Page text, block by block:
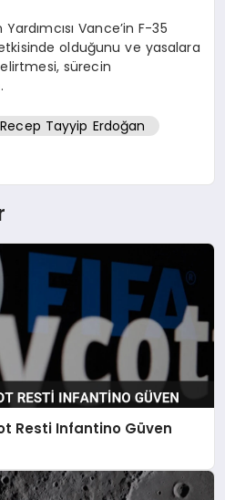
Vance’in F-35
olduğunu ve yasalara
sürecin
Tayyip Erdoğan
Resti Infantino Güven